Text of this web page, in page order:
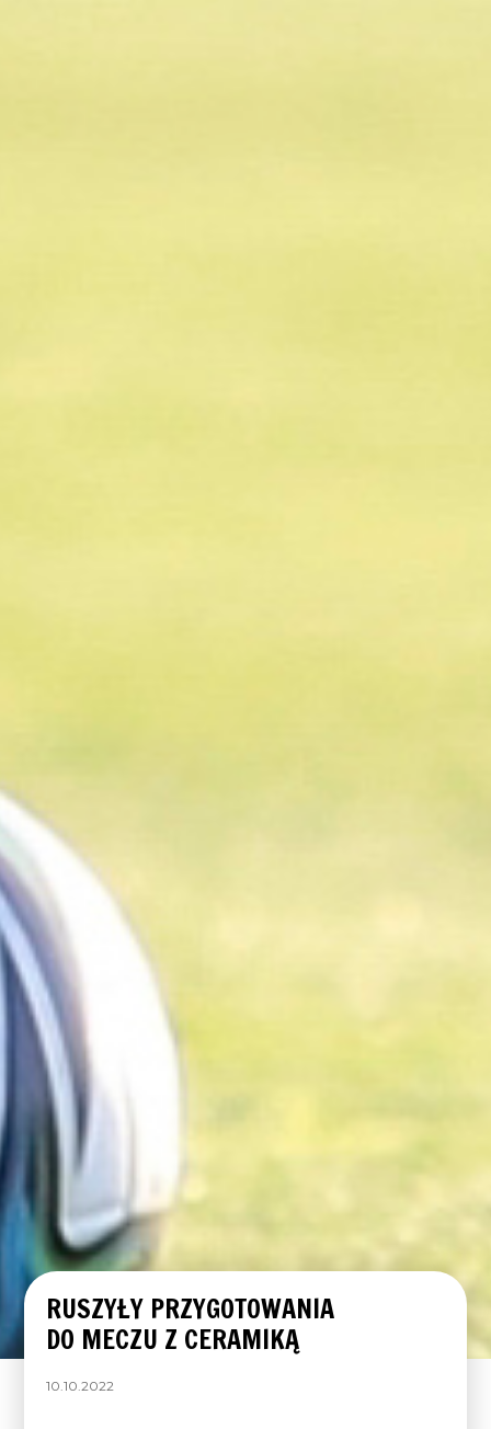
RUSZYŁY PRZYGOTOWANIA
DO MECZU Z CERAMIKĄ
10.10.2022